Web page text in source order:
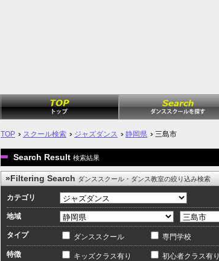
TOP スクール検索 ジャズダンス 静岡県 三島市
Search Result 検索結果
»Filtering Search ダンススクール・ダンス教室の絞り込み検索
カテゴリ
地域
タイプ ダンススクール 専門学校
特徴 キッズクラス有り 初心者クラス有り